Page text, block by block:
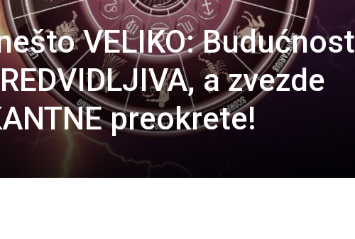
VELIKO: Budućnost
a zvezde
preokrete!